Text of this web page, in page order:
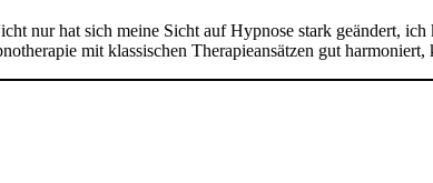
nur hat sich meine Sicht auf Hypnose stark geändert, ich
mit klassischen Therapieansätzen gut